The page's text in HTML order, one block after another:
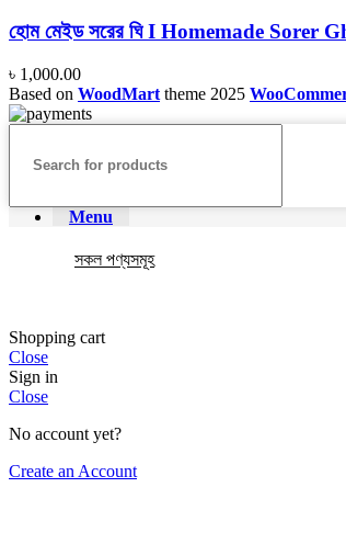
হোম মেইড সরের ঘি I Homemade Sorer
৳ 1,000.00
Based on WoodMart theme 2025
Menu
সকল পণ্যসমূহ
Shopping cart
Close
Sign in
Close
No account yet?
Create an Account